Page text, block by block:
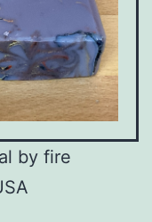
by fire